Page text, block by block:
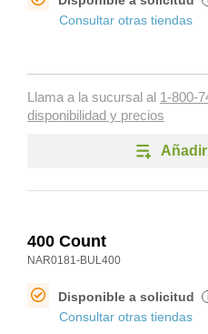
Consultar otras tiendas
Llama a la sucursal al 1-800-
disponibilidad y precios
400 Count
NAR0181-BUL400
Disponible a solicitud i
Consultar otras tiendas